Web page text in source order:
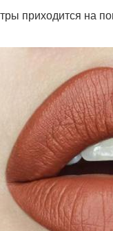
приходится на